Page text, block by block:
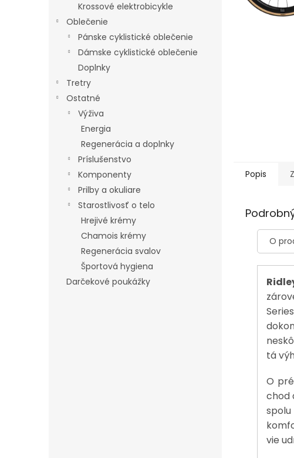
Krossové elektrobicykle
Oblečenie
Pánske cyklistické oblečenie
Dámske cyklistické oblečenie
Doplnky
Tretry
Ostatné
Výživa
Energia
Regenerácia a doplnky
Príslušenstvo
Komponenty
Prilby a okuliare
Starostlivosť o telo
Hrejivé krémy
Chamois krémy
Regenerácia svalov
Športová hygiena
Darčekové poukážky
Popis
O
tá
O
chod
vie